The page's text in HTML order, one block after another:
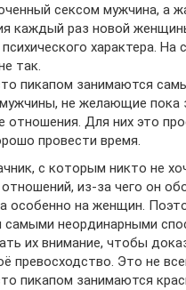
сексом мужчина, а
каждый раз новой
характера. На
так.
пикапом занимаются
не желающие пока
отношения. Для них это
провести время.
с которым никто не
из-за чего он
особенно на женщин.
самыми неординарными
их внимание, чтобы
превосходство. Это не
пикапом занимаются